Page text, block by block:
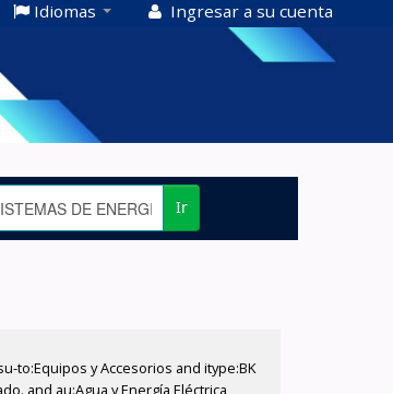
Idiomas Ingresar a su cuenta
Ir
to:Equipos y Accesorios and itype:BK
and au:Agua y Energía Eléctrica,